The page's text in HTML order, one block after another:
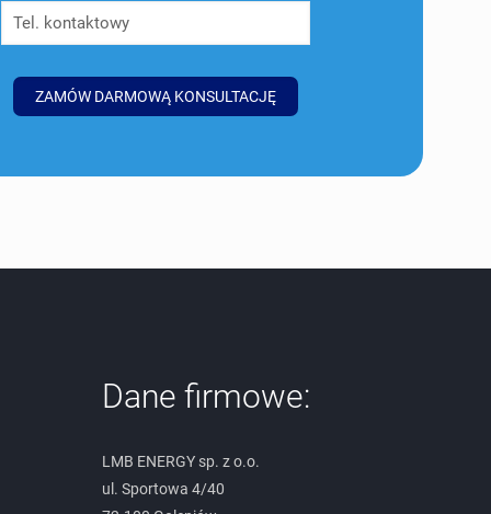
Dane firmowe:
LMB ENERGY sp. z o.o.
ul. Sportowa 4/40